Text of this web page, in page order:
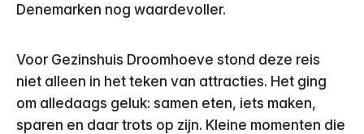
Denemarken nog waardevoller.
Voor Gezinshuis Droomhoeve stond deze reis
niet alleen in het teken van attracties. Het ging
om alledaags geluk: samen eten, iets maken,
sparen en daar trots op zijn. Kleine momenten die